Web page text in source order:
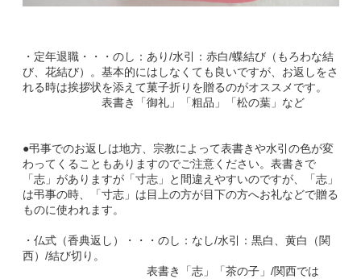
・定年退職・・・のし：あり/水引：赤白/蝶結び（もろわな結
び、花結び）。基本的にはしなくても良いですが、お返しをさ
れる時は挨拶状を添えて菓子折りを贈るのがオススメです。
表書き「御礼」「粗品」「松の葉」など
●弔事でのお返しは地方、宗教によって表書きや水引の色が変
わってくることもありますのでご注意ください。表書きで
「志」がありますが「寸志」と間違えやすいのですが、「志」
は弔事の時、「寸志」は目上の方が目下の方へお礼などで贈る
ものに使われます。
・仏式（香典返し）・・・のし：なし/水引：黒白、黄白（関
西）/結び切り。
表書き「志」「茶の子」/関西では